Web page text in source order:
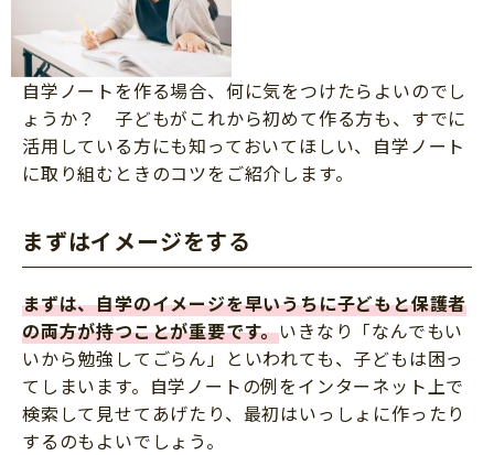
自学ノートを作る場合、何に気をつけたらよいのでし
ょうか？ 子どもがこれから初めて作る方も、すでに
活用している方にも知っておいてほしい、自学ノート
に取り組むときのコツをご紹介します。
まずはイメージをする
まずは、自学のイメージを早いうちに子どもと保護者
の両方が持つことが重要です。いきなり「なんでもい
いから勉強してごらん」といわれても、子どもは困っ
てしまいます。自学ノートの例をインターネット上で
検索して見せてあげたり、最初はいっしょに作ったり
するのもよいでしょう。